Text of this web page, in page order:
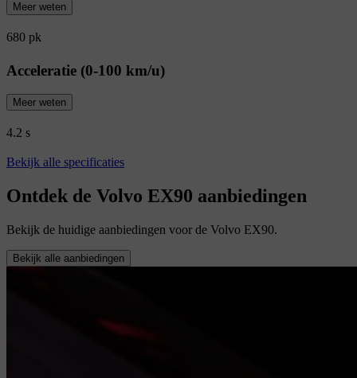
Meer weten
680 pk
Acceleratie (0-100 km/u)
Meer weten
4.2 s
Bekijk alle specificaties
Ontdek de Volvo EX90 aanbiedingen
Bekijk de huidige aanbiedingen voor de Volvo EX90.
Bekijk alle aanbiedingen